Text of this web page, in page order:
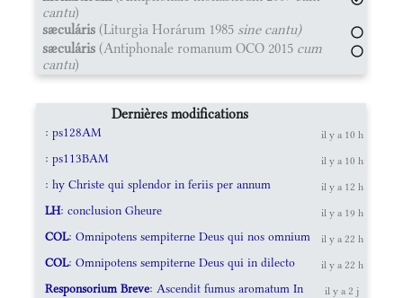
cantu)
sæculáris (Liturgia Horárum 1985 sine cantu)
sæculáris (Antiphonale romanum OCO 2015 cum
cantu)
Dernières modifications
: ps128AM il y a 10 h
: ps113BAM il y a 10 h
: hy Christe qui splendor in feriis per annum il y a 12 h
LH: conclusion Gheure il y a 19 h
COL: Omnipotens sempiterne Deus qui nos omnium il y a 22 h
COL: Omnipotens sempiterne Deus qui in dilecto il y a 22 h
Responsorium Breve: Ascendit fumus aromatum In il y a 2 j